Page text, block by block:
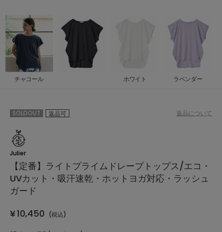
お問い合わせ
OUTLET
チャコール ホワイト ラベンダー
SOLDOUT 返品可 返品について
Julier
【定番】ライトプライムドレープトップス/エコ・
UVカット・吸汗速乾・ホットヨガ対応・ラッシュ
ガード
¥10,450 (税込)